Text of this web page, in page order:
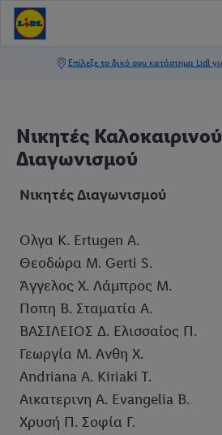
Νικητές Καλοκαιρινού
Διαγωνισμού
Νικητές Διαγωνισμού
Ολγα Κ. Ertugen A.
Θεοδώρα Μ. Gerti S.
Άγγελος Χ. Λάμπρος Μ.
Ποπη Β. Σταματία Α.
ΒΑΣΙΛΕΙΟΣ Δ. Ελισσαίος Π.
Γεωργία Μ. Ανθη Χ.
Andriana A. Kiriaki T.
Αικατερινη Α. Evangelia B.
Χρυσή Π. Σοφία Γ.